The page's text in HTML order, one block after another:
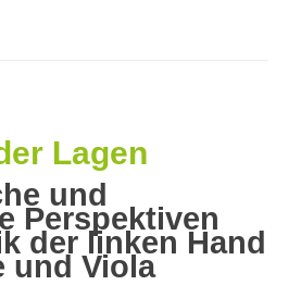
Lagen
und
Perspektiven
der linken Hand
und Viola